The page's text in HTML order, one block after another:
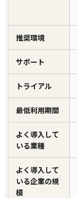
推奨環境
サポート
トライアル
最低利用期間
よく導入して
いる業種
よく導入して
いる企業の規
模